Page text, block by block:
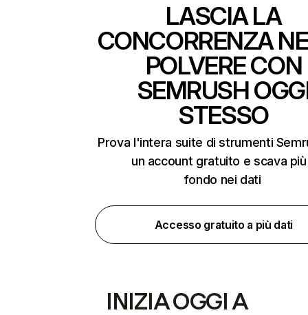
LASCIA LA
CONCORRENZA
POLVERE CON
SEMRUSH
STESSO
Prova l'intera suite di strumenti
un account gratuito e scava
fondo nei dati
Accesso gratuito a più dati
INIZIA OGGI A